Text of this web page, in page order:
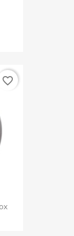
favorite_border